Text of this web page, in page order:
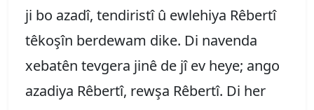
ji bo azadî, tendiristî û ewlehiya Rêbertî
têkoşîn berdewam dike. Di navenda
xebatên tevgera jinê de jî ev heye; ango
azadiya Rêbertî, rewşa Rêbertî. Di her